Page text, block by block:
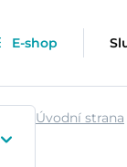
E-shop
Úvodní strana